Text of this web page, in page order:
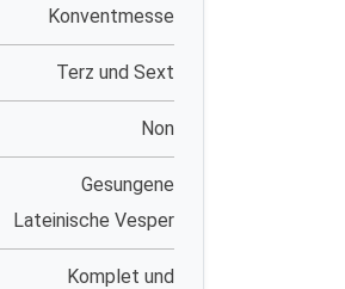
Konventmesse
Terz und Sext
Non
Gesungene
Lateinische Vesper
Komplet und